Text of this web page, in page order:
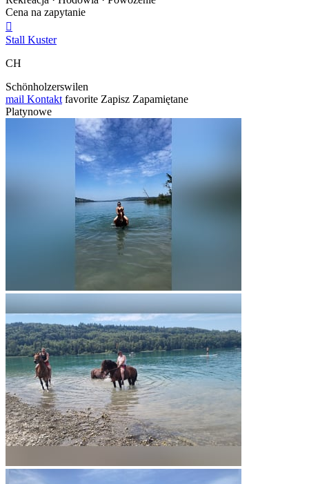
Cena na zapytanie

Stall Kuster
CH
Schönholzerswilen
mail Kontakt favorite Zapisz Zapamiętane
Platynowe